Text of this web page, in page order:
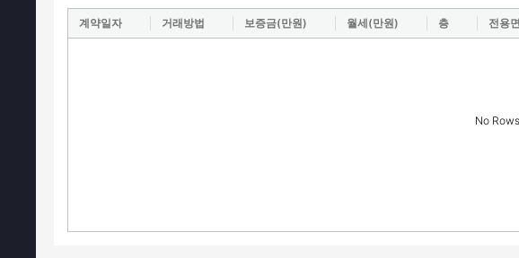
계약일자 거래방법 보증금(만원) 월세(만원) 층 전용
No